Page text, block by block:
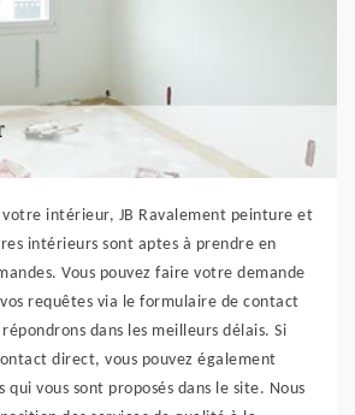
intérieur, JB Ravalement peinture et
intérieurs sont aptes à prendre en
Vous pouvez faire votre demande
requêtes via le formulaire de contact
dans les meilleurs délais. Si
direct, vous pouvez également
qui vous sont proposés dans le site. Nous